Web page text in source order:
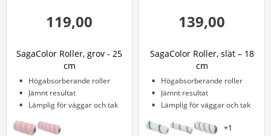
119,00
SagaColor Roller, grov - 25
cm
Högabsorberande roller
Jämnt resultat
Lämplig för väggar och tak
139,00
SagaColor Roller, slät – 18
cm
Högabsorberande roller
Jämnt resultat
Lämplig för väggar och tak
+1